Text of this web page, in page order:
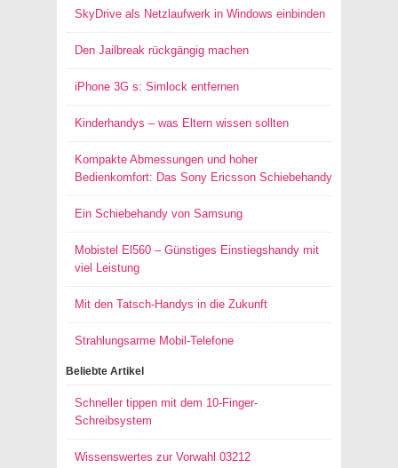
SkyDrive als Netzlaufwerk in Windows einbinden
Den Jailbreak rückgängig machen
iPhone 3G s: Simlock entfernen
Kinderhandys – was Eltern wissen sollten
Kompakte Abmessungen und hoher
Bedienkomfort: Das Sony Ericsson Schiebehandy
Ein Schiebehandy von Samsung
Mobistel El560 – Günstiges Einstiegshandy mit
viel Leistung
Mit den Tatsch-Handys in die Zukunft
Strahlungsarme Mobil-Telefone
Beliebte Artikel
Schneller tippen mit dem 10-Finger-
Schreibsystem
Wissenswertes zur Vorwahl 03212